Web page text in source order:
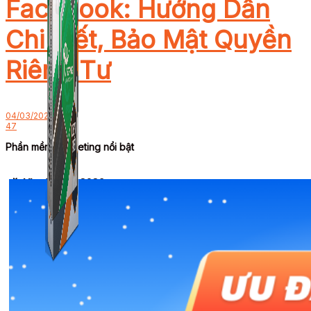
Combo ATP
Combo ATP Mobile
Facebook: Hướng Dẫn
Chi Tiết, Bảo Mật Quyền
Riêng Tư
04/03/2025
47
Phần mềm Marketing nổi bật
🎉 Ưu đãi Tết 2026